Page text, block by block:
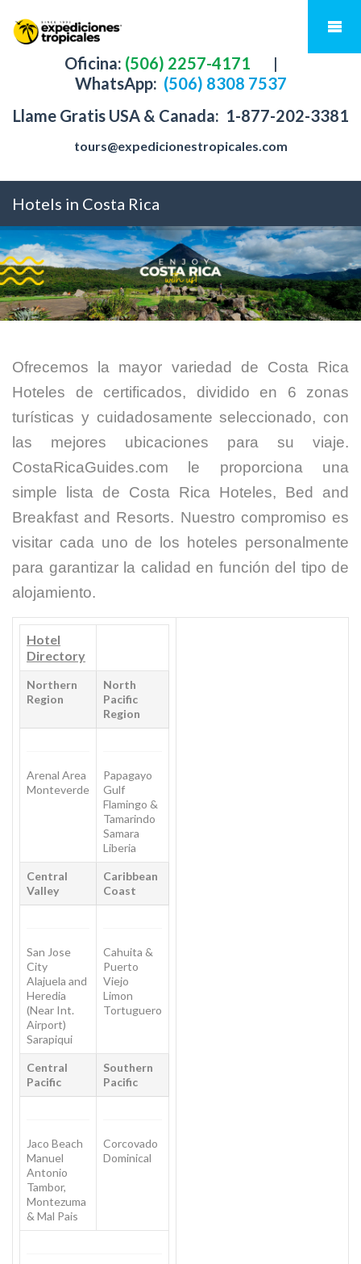
Oficina: (506) 2257-4171
|
WhatsApp: (506) 8308 7537
Llame Gratis USA & Canada: 1-877-202-3381
tours@expedicionestropicales.com
Hotels in Costa Rica
Ofrecemos la mayor variedad de Costa Rica
Hoteles de certificados, dividido en 6 zonas
turísticas y cuidadosamente seleccionado, con
las mejores ubicaciones para su viaje.
CostaRicaGuides.com le proporciona una
simple lista de Costa Rica Hoteles, Bed and
Breakfast and Resorts. Nuestro compromiso es
visitar cada uno de los hoteles personalmente
para garantizar la calidad en función del tipo de
alojamiento.
Hotel
Directory
Northern
Region
North
Pacific
Region
Arenal Area
Monteverde
Papagayo
Gulf
Flamingo &
Tamarindo
Samara
Liberia
Central
Valley
Caribbean
Coast
San Jose
City
Alajuela and
Heredia
(Near Int.
Airport)
Sarapiqui
Cahuita &
Puerto
Viejo
Limon
Tortuguero
Central
Pacific
Southern
Pacific
Jaco Beach
Manuel
Antonio
Tambor,
Montezuma
& Mal Pais
Corcovado
Dominical